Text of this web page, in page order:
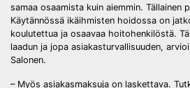
samaa osaamista kuin aiemmin. Tällainen
Käytännössä ikäihmisten hoidossa on
koulutettua ja osaavaa hoitohenkilöstä.
laadun ja jopa asiakasturvallisuuden,
Salonen.
– Myös asiakasmaksuja on laskettava.